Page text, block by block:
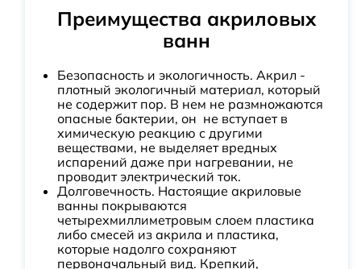
Преимущества акриловых
ванн
Безопасность и экологичность. Акрил -
плотный экологичный материал, который
не содержит пор. В нем не размножаются
опасные бактерии, он не вступает в
химическую реакцию с другими
веществами, не выделяет вредных
испарений даже при нагревании, не
проводит электрический ток.
Долговечность. Настоящие акриловые
ванны покрываются
четырехмиллиметровым слоем пластика
либо смесей из акрила и пластика,
которые надолго сохраняют
первоначальный вид. Крепкий,